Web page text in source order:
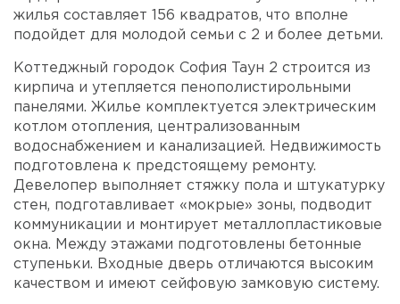
жилья составляет 156 квадратов, что вполне
подойдет для молодой семьи с 2 и более детьми.
Коттеджный городок София Таун 2 строится из
кирпича и утепляется пенополистирольными
панелями. Жилье комплектуется электрическим
котлом отопления, централизованным
водоснабжением и канализацией. Недвижимость
подготовлена к предстоящему ремонту.
Девелопер выполняет стяжку пола и штукатурку
стен, подготавливает «мокрые» зоны, подводит
коммуникации и монтирует металлопластиковые
окна. Между этажами подготовлены бетонные
ступеньки. Входные дверь отличаются высоким
качеством и имеют сейфовую замковую систему.